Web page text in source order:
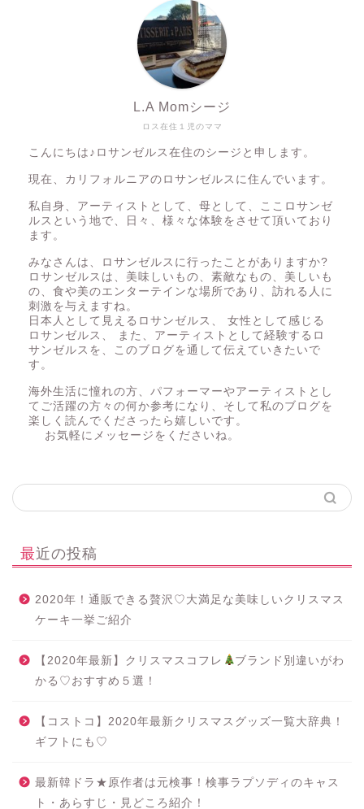
ロス在住１児のママ
L.A Momシージ
こんにちは♪ロサンゼルス在住のシージと申します。
現在、カリフォルニアのロサンゼルスに住んでいます。
私自身、アーティストとして、母として、ここロサンゼ
ルスという地で、日々、様々な体験をさせて頂いており
ます。
みなさんは、ロサンゼルスに行ったことがありますか?
ロサンゼルスは、美味しいもの、素敵なもの、美しいも
の、食や美のエンターテインな場所であり、訪れる人に
刺激を与えますね。
日本人として見えるロサンゼルス、 女性として感じる
ロサンゼルス、 また、アーティストとして経験するロ
サンゼルスを、このブログを通して伝えていきたいで
す。
海外生活に憧れの方、パフォーマーやアーティストとし
てご活躍の方々の何か参考になり、そして私のブログを
楽しく読んでくださったら嬉しいです。
お気軽にメッセージをくださいね。
最近の投稿
2020年！通販できる贅沢♡大満足な美味しいクリスマス
ケーキ一挙ご紹介
【2020年最新】クリスマスコフレ
ブランド別違いがわ
かる♡おすすめ５選！
【コストコ】2020年最新クリスマスグッズ一覧大辞典！
ギフトにも♡
最新韓ドラ★原作者は元検事！検事ラプソディのキャス
ト・あらすじ・見どころ紹介！